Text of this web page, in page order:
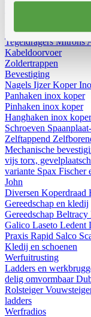
Schuimbanden en
TegeldragersMitrons
Kabeldoorvoer
Zoldertrappen
Bevestiging
Nagels IjzerKoper
Panhaken inox koper
Pinhaken inox koper
Hanghaken inox koper
Schroeven
Zelftappend
Mechanische
vijs torx,
variante Spax Fischer
John
Diversen Koperdraad
Gereedschap en kledij
Gereedschap Beltracy
Galico Laseto Ledent
Praxis Rapid Salco
Kledij en schoenen
Werfuitrusting
Ladders en
delig omvormbaar
Rolsteiger
ladders
Werfradios